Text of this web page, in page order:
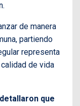
de manera
partiendo
representa
de vida
detallaron que